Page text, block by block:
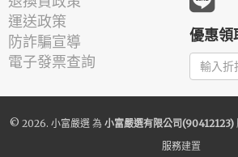
運送政策
防詐騙宣導
電子發票查詢
優惠領
© 2026. 小富嚴選為 小富嚴選有限公司(90412123)
服務建置